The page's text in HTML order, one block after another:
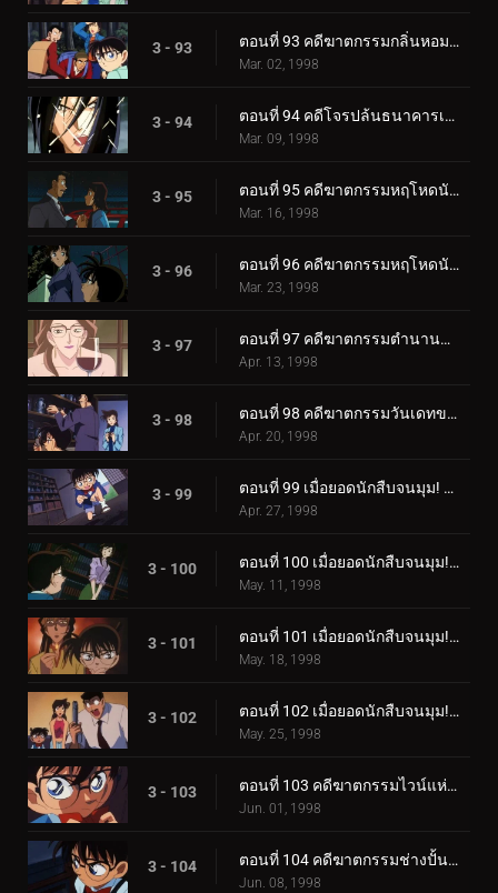
3 - 93 ตอนที่ 93 คดีฆาตกรรมกลิ่นหอมของดอกไม้
Mar. 02, 1998
3 - 94 ตอนที่ 94 คดีโจรปล้นธนาคารเข้าโรงพยาบาล
Mar. 09, 1998
3 - 95 ตอนที่ 95 คดีฆาตกรรมหฤโหดนักเดินเขา (ตอนแรก)
Mar. 16, 1998
3 - 96 ตอนที่ 96 คดีฆาตกรรมหฤโหดนักเดินเขา (ตอนจบ)
Mar. 23, 1998
3 - 97 ตอนที่ 97 คดีฆาตกรรมตำนานปิศาจหิมะ
Apr. 13, 1998
3 - 98 ตอนที่ 98 คดีฆาตกรรมวันเดทของโคโกโร่
Apr. 20, 1998
3 - 99 ตอนที่ 99 เมื่อยอดนักสืบจนมุม! กับคดีฆาตกรรมใหญ่ 2 คดีต่อเนื่อง (ตอนพิเศษ ตอนแรก) ยอดนักสืบจิ๋วโค.
Apr. 27, 1998
3 - 100 ตอนที่ 100 เมื่อยอดนักสืบจนมุม! กับคดีฆาตกรรมใหญ่ 2 คดีต่อเนื่อง (ตอนพิเศษ ตอนที่ 2) ยอดนักสืบจิ๋วโ_.
May. 11, 1998
3 - 101 ตอนที่ 101 เมื่อยอดนักสืบจนมุม! กับคดีฆาตกรรมใหญ่ 2 คดีต่อเนื่อง (ตอนพิเศษ ตอนที่ 3) ยอดนักสืบจิ๋วโ_.
May. 18, 1998
3 - 102 ตอนที่ 102 เมื่อยอดนักสืบจนมุม! กับคดีฆาตกรรมใหญ่ 2 คดีต่อเนื่อง (ตอนพิเศษ ตอนจบ) ยอดนักสืบจิ๋วโคน.
May. 25, 1998
3 - 103 ตอนที่ 103 คดีฆาตกรรมไวน์แห่งการอำลา
Jun. 01, 1998
3 - 104 ตอนที่ 104 คดีฆาตกรรมช่างปั้นดินเผาชื่อดัง (ตอนแรก)
Jun. 08, 1998